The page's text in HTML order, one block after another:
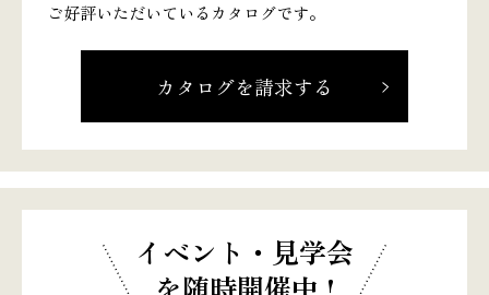
ご好評いただいているカタログです。
カタログを請求する
イベント・見学会